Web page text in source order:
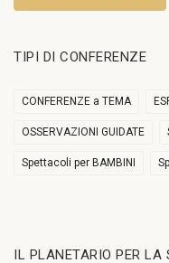
TIPI DI CONFERENZE
CONFERENZE a TEMA
OSSERVAZIONI GUIDATE
Spettacoli per BAMBINI
IL PLANETARIO PER LA